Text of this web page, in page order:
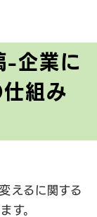
-企業に
組み
えるに関する
す。